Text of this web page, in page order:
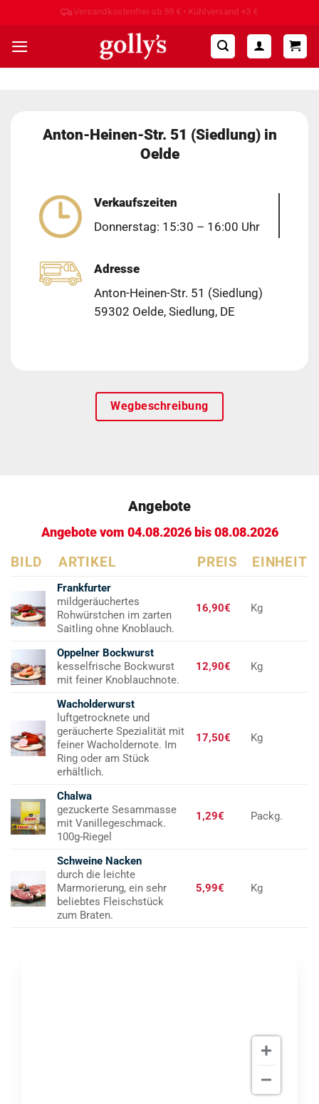
springen
Hohe Kundenzufriedenheit ⭐⭐⭐⭐⭐
Anton-Heinen-Str. 51 (Siedlung) in
Oelde
Verkaufszeiten
Donnerstag: 15:30 – 16:00 Uhr
Adresse
Anton-Heinen-Str. 51 (Siedlung)
59302 Oelde, Siedlung, DE
Wegbeschreibung
Angebote
Angebote vom 04.08.2026 bis 08.08.2026
BILD ARTIKEL PREIS EINHEIT
Frankfurter
mildgeräuchertes
Rohwürstchen im zarten
Saitling ohne Knoblauch.
16,90€ Kg
Oppelner Bockwurst
kesselfrische Bockwurst
mit feiner Knoblauchnote.
12,90€ Kg
Wacholderwurst
luftgetrocknete und
geräucherte Spezialität mit
feiner Wacholdernote. Im
Ring oder am Stück
erhältlich.
17,50€ Kg
Chalwa
gezuckerte Sesammasse
mit Vanillegeschmack.
100g-Riegel
1,29€ Packg.
Schweine Nacken
durch die leichte
Marmorierung, ein sehr
beliebtes Fleischstück
zum Braten.
5,99€ Kg